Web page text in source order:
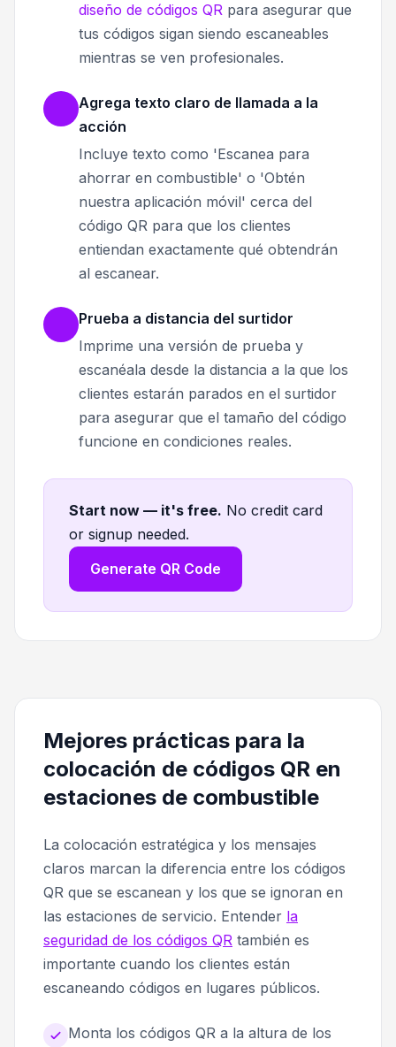
diseño de códigos QR para asegurar que
tus códigos sigan siendo escaneables
mientras se ven profesionales.
Agrega texto claro de llamada a la
acción
Incluye texto como 'Escanea para
ahorrar en combustible' o 'Obtén
nuestra aplicación móvil' cerca del
código QR para que los clientes
entiendan exactamente qué obtendrán
al escanear.
Prueba a distancia del surtidor
Imprime una versión de prueba y
escanéala desde la distancia a la que los
clientes estarán parados en el surtidor
para asegurar que el tamaño del código
funcione en condiciones reales.
Start now — it's free. No credit card
or signup needed.
Generate QR Code
Mejores prácticas para la
colocación de códigos QR en
estaciones de combustible
La colocación estratégica y los mensajes
claros marcan la diferencia entre los códigos
QR que se escanean y los que se ignoran en
las estaciones de servicio. Entender la
seguridad de los códigos QR también es
importante cuando los clientes están
escaneando códigos en lugares públicos.
Monta los códigos QR a la altura de los